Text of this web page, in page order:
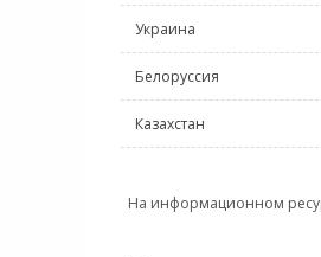
Украина
Белоруссия
Казахстан
На информационном